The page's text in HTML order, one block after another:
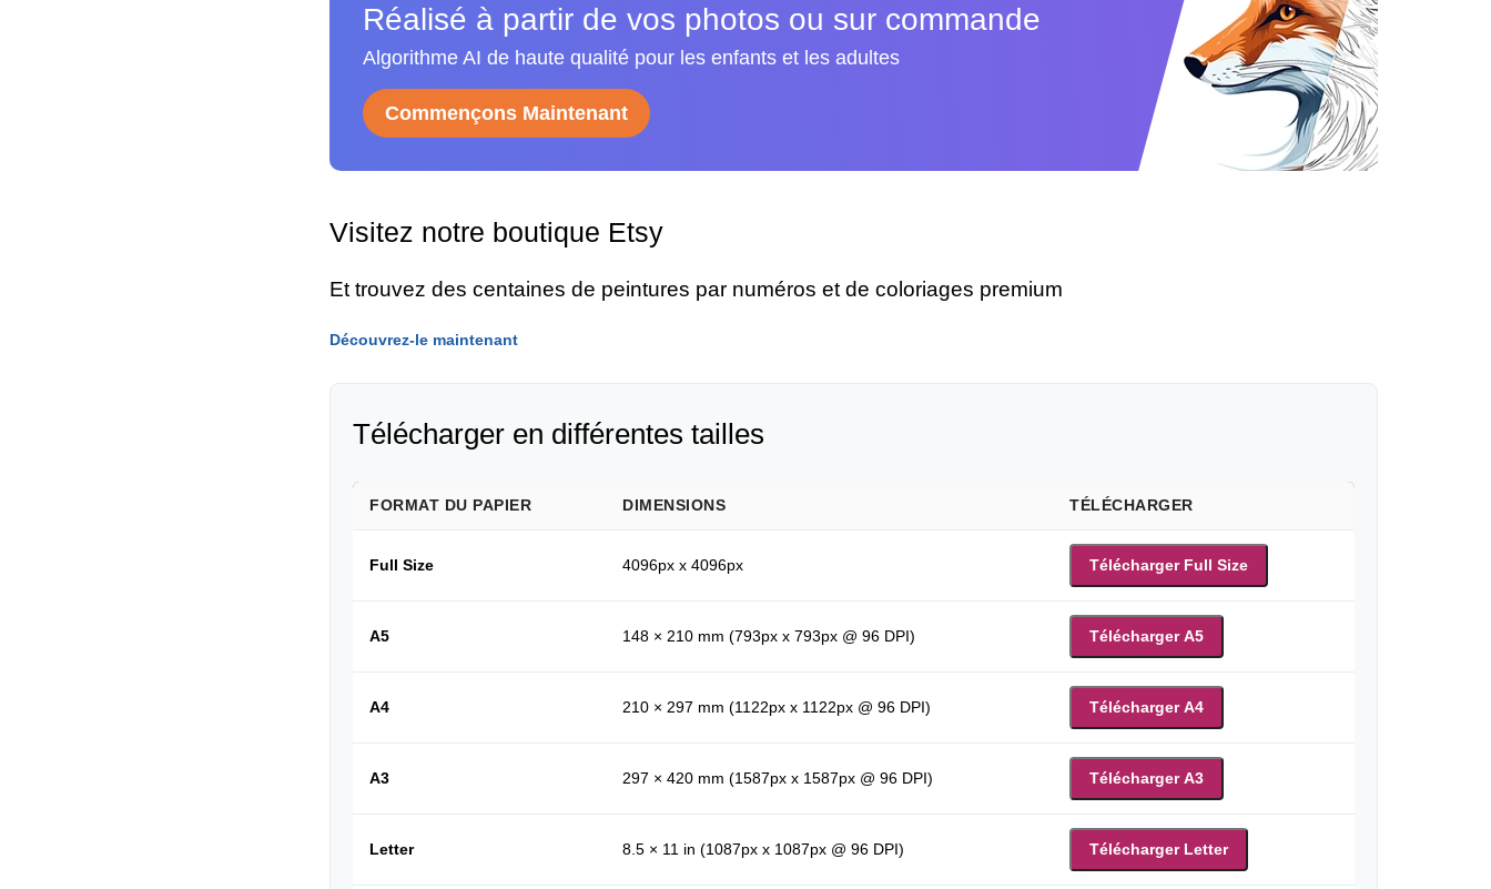
Réalisé à partir de vos photos ou sur commande
Algorithme AI de haute qualité pour les enfants et les adultes
Commençons Maintenant
Visitez notre boutique Etsy
Et trouvez des centaines de peintures par numéros et de coloriages premium
Découvrez-le maintenant
Télécharger en différentes tailles
FORMAT DU PAPIER DIMENSIONS TÉLÉCHARGER
Full Size 4096px x 4096px Télécharger Full Size
A5 148 × 210 mm (793px x 793px @ 96 DPI) Télécharger A5
A4 210 × 297 mm (1122px x 1122px @ 96 DPI) Télécharger A4
A3 297 × 420 mm (1587px x 1587px @ 96 DPI) Télécharger A3
Letter 8.5 × 11 in (1087px x 1087px @ 96 DPI) Télécharger Letter